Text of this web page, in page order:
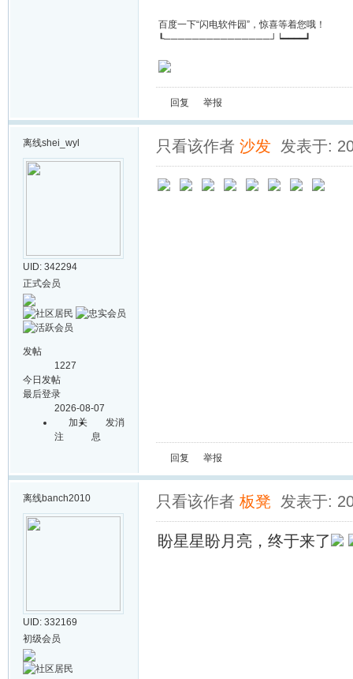
百度一下“闪电软件园”，惊喜等着您哦！
┖───────────────┘┕━━━━┛
回复 举报
离线shei_wyl
UID: 342294
正式会员
发帖
1227
今日发帖
最后登录
2026-08-07
加关
注
发消
息
只看该作者 沙发 发表于:
回复 举报
离线banch2010
UID: 332169
初级会员
只看该作者 板凳 发表于:
盼星星盼月亮，终于来了